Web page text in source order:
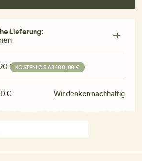
Lieferung:
€ KOSTENLOS AB 100,00 €
€ Wir denken nachhaltig